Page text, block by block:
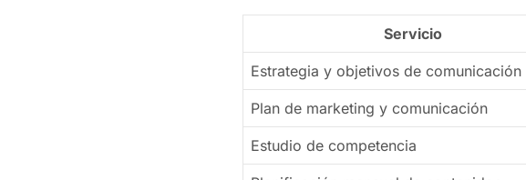
Servicio
Estrategia y objetivos de comunicación
Plan de marketing y comunicación
Estudio de competencia